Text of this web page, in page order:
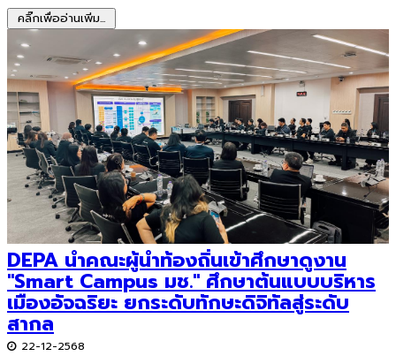
คลิ๊กเพื่ออ่านเพิ่ม...
DEPA นำคณะผู้นำท้องถิ่นเข้าศึกษาดูงาน
"Smart Campus มช." ศึกษาต้นแบบบริหาร
เมืองอัจฉริยะ ยกระดับทักษะดิจิทัลสู่ระดับ
สากล
22-12-2568